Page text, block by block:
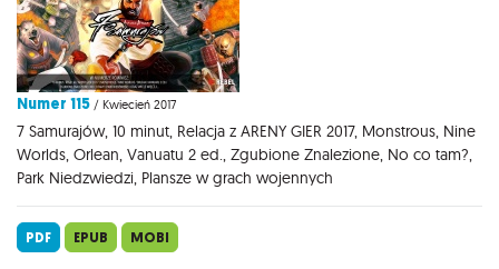
Numer 115 / Kwiecień 2017
7 Samurajów, 10 minut, Relacja z ARENY GIER 2017, Monstrous, Nine
Worlds, Orlean, Vanuatu 2 ed., Zgubione Znalezione, No co tam?,
Park Niedzwiedzi, Plansze w grach wojennych
PDF EPUB MOBI